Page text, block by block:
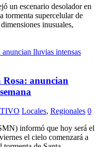
un escenario desolador en
tormenta supercelular de
inusuales,
Rosa: anuncian
Locales, Regionales 0
informó que hoy será el
el cielo comenzará a